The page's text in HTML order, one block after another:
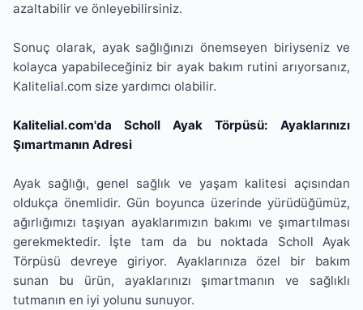
azaltabilir ve önleyebilirsiniz.
Sonuç olarak, ayak sağlığınızı önemseyen biriyseniz ve
kolayca yapabileceğiniz bir ayak bakım rutini arıyorsanız,
Kalitelial.com size yardımcı olabilir.
Kalitelial.com'da Scholl Ayak Törpüsü: Ayaklarınızı
Şımartmanın Adresi
Ayak sağlığı, genel sağlık ve yaşam kalitesi açısından
oldukça önemlidir. Gün boyunca üzerinde yürüdüğümüz,
ağırlığımızı taşıyan ayaklarımızın bakımı ve şımartılması
gerekmektedir. İşte tam da bu noktada Scholl Ayak
Törpüsü devreye giriyor. Ayaklarınıza özel bir bakım
sunan bu ürün, ayaklarınızı şımartmanın ve sağlıklı
tutmanın en iyi yolunu sunuyor.